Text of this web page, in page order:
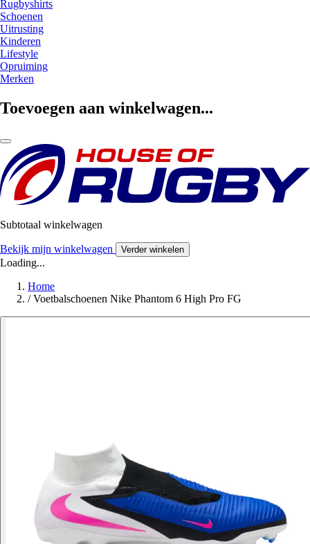
Rugbyshirts
Schoenen
Uitrusting
Kinderen
Lifestyle
Opruiming
Merken
Toevoegen aan winkelwagen...
Subtotaal winkelwagen
Bekijk mijn winkelwagen Verder winkelen
Loading...
Home
/ Voetbalschoenen Nike Phantom 6 High Pro FG